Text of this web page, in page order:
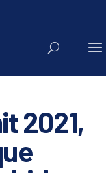
2021,